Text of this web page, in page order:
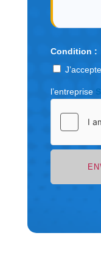
Condition :
l’entreprise